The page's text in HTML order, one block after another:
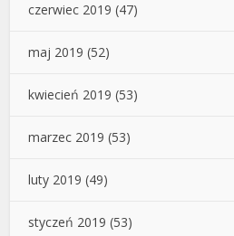
czerwiec 2019 (47)
maj 2019 (52)
kwiecień 2019 (53)
marzec 2019 (53)
luty 2019 (49)
styczeń 2019 (53)